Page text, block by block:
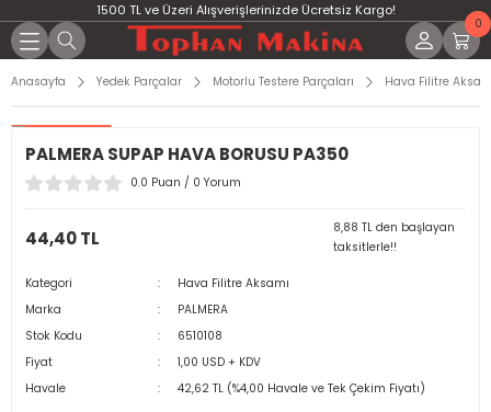
1500 TL ve Üzeri Alışverişlerinizde Ücretsiz Kargo!
0
Anasayfa Yedek Parçalar Motorlu Testere Parçaları Hava Filitre
PALMERA SUPAP HAVA BORUSU PA350
0.0 Puan / 0 Yorum
44,40 TL
8,88 TL den başlayan
taksitlerle!!
Kategori
Hava Filitre Aksamı
Marka
PALMERA
Stok Kodu
6510108
Fiyat
1,00 USD + KDV
Havale
42,62 TL (%4,00 Havale ve Tek Çekim Fiyatı)